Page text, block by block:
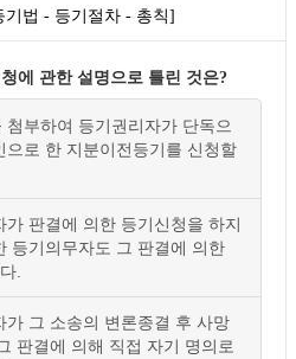
기법 - 등기절차 - 총칙]
에 관한 설명으로 틀린 것은?
부하여 등기권리자가 단독으
으로 한 지분이전등기를 신청할
판결에 의한 등기신청을 하지
등기의무자도 그 판결에 의한
.
그 소송의 변론종결 후 사망
판결에 의해 직접 자기 명의로